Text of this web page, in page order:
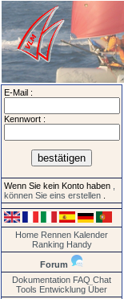
E-Mail :
Kennwort :
Wenn Sie kein Konto haben
können Sie eins erstellen
Home Rennen Kalender
Ranking Handy
Forum
Dokumentation FAQ Chat
Tools Entwicklung Über